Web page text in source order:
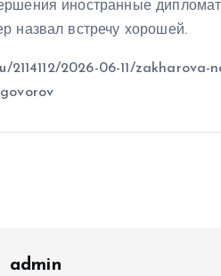
иностранные
назвал встречу хорошей.
2114112/2026-06-11/
admin